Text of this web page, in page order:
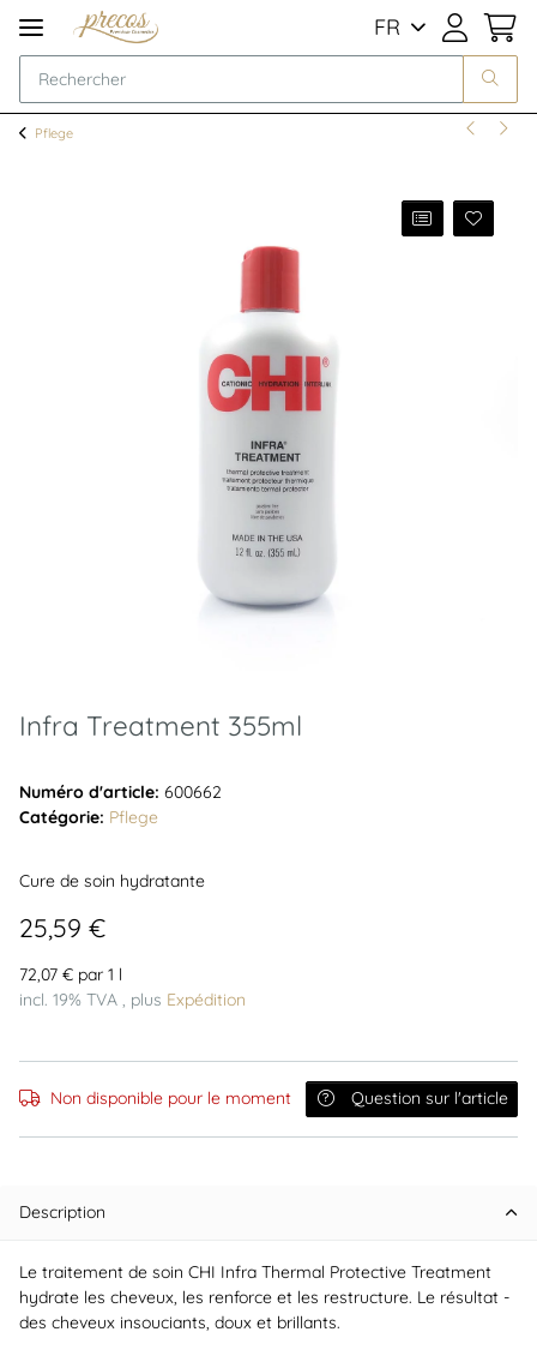
FR
Pflege
Infra Treatment 355ml
Numéro d'article: 600662
Catégorie: Pflege
Cure de soin hydratante
25,59 €
72,07 € par 1 l
incl. 19% TVA , plus Expédition
Non disponible pour le moment Question sur l'article
Description
Le traitement de soin CHI Infra Thermal Protective Treatment
hydrate les cheveux, les renforce et les restructure. Le résultat -
des cheveux insouciants, doux et brillants.